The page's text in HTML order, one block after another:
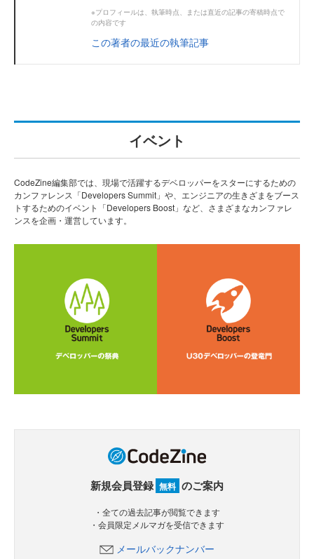
※プロフィールは、執筆時点、または直近の記事の寄稿時点で
の内容です
この著者の最近の執筆記事
イベント
CodeZine編集部では、現場で活躍するデベロッパーをスターにするための
カンファレンス「Developers Summit」や、エンジニアの生きざまをブース
トするためのイベント「Developers Boost」など、さまざまなカンファレ
ンスを企画・運営しています。
新規会員登録 無料 のご案内
・全ての過去記事が閲覧できます
・会員限定メルマガを受信できます
メールバックナンバー